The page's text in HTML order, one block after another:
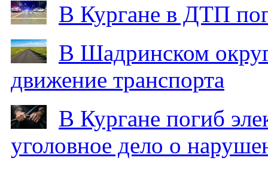
В Кургане в ДТП
В Шадринском
движение транспорта
В Кургане погиб
уголовное дело о